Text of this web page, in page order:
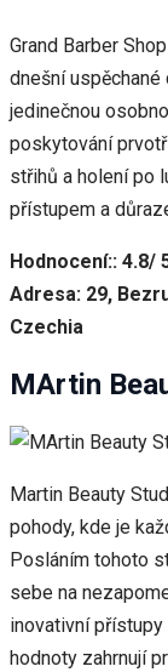
Grand Barber
dnešní
jedinečnou
poskytování
střihů a holení po
přístupem a
Hodnocení:: 4.8/
Adresa: 29,
Czechia
MArtin
Martin Beauty
pohody, kde je
Posláním tohoto
sebe na
inovativní
hodnoty zahrnují